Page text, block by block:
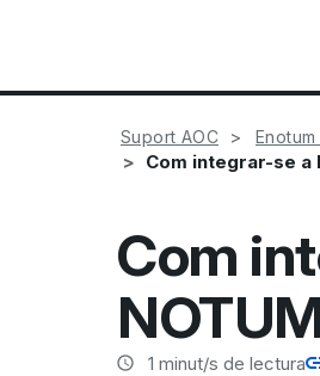
Suport AOC
Com integrar-se a
Com
1 minut/s de lectura